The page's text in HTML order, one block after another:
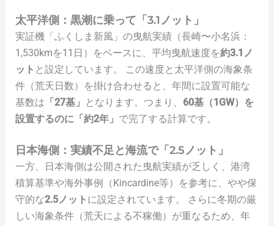
太平洋側：黒潮に乗って「3.1ノット」
実証機「ふくしま新風」の曳航実績（長崎〜小名浜：
1,530kmを11日）をベースに、平均曳航速度を約3.1ノ
ット と設定しています。 この速度と太平洋側の海象条
件（荒天日数）を掛け合わせると、年間に設置可能な
基数は 「27基」 となります。つまり、 60基（1GW）を
設置するのに「約2年」 で完了する計算です。
日本海側：実績不足と海流で「2.5ノット」
一方、日本海側は公開された曳航実績が乏しく、港湾
積算基準や海外事例（Kincardine等）を参考に、やや保
守的な2.5ノット に設定されています。 さらに冬期の厳
しい海象条件（荒天による不稼働）が重なるため、年